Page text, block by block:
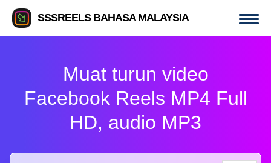
SSSREELS BAHASA MALAYSIA
Muat turun video
Facebook Reels MP4 Full
HD, audio MP3